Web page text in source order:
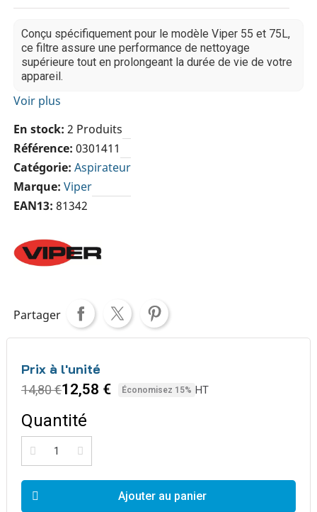
Conçu spécifiquement pour le modèle Viper 55 et 75L,
ce filtre assure une performance de nettoyage
supérieure tout en prolongeant la durée de vie de votre
appareil.
Voir plus
En stock 2 Produits
Référence 0301411
Catégorie Aspirateur
Marque Viper
EAN13 81342
Partager
Prix à l'unité
14,80 €12,58 € Économisez 15% HT
Quantité
Ajouter au panier